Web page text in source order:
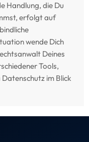
Handlung, die Du
erfolgt auf
wende Dich
Deines
Tools,
im Blick